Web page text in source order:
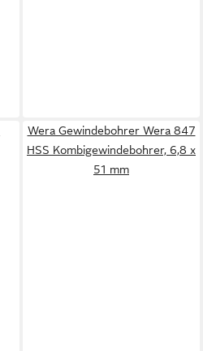
Wera Gewindebohrer Wera 847
HSS Kombigewindebohrer, 6,8 x
51 mm